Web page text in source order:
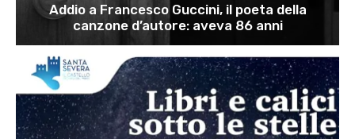
Addio a Francesco Guccini, il poeta della
canzone d’autore: aveva 86 anni